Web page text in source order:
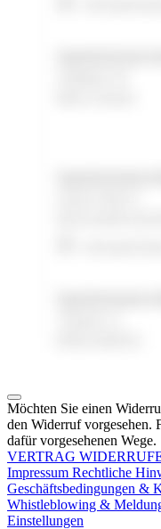
Möchten Sie einen
den Widerruf vorgesehen.
dafür vorgesehenen Wege.
VERTRAG
Impressum Rechtliche
Geschäftsbedingungen &
Whistleblowing &
Einstellungen